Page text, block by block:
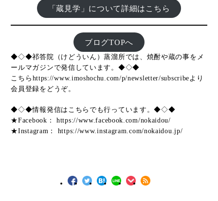
「蔵見学」について詳細はこちら
ブログTOPへ
◆◇◆祁答院（けどういん）蒸溜所では、焼酎や蔵の事をメ
ールマガジンで発信しています。◆◇◆
こちら https://www.imoshochu.com/p/newsletter/subscribeより
会員登録をどうぞ。
◆◇◆情報発信はこちらでも行っています。◆◇◆
★Facebook：https://www.facebook.com/nokaidou/
★Instagram： https://www.instagram.com/nokaidou.jp/